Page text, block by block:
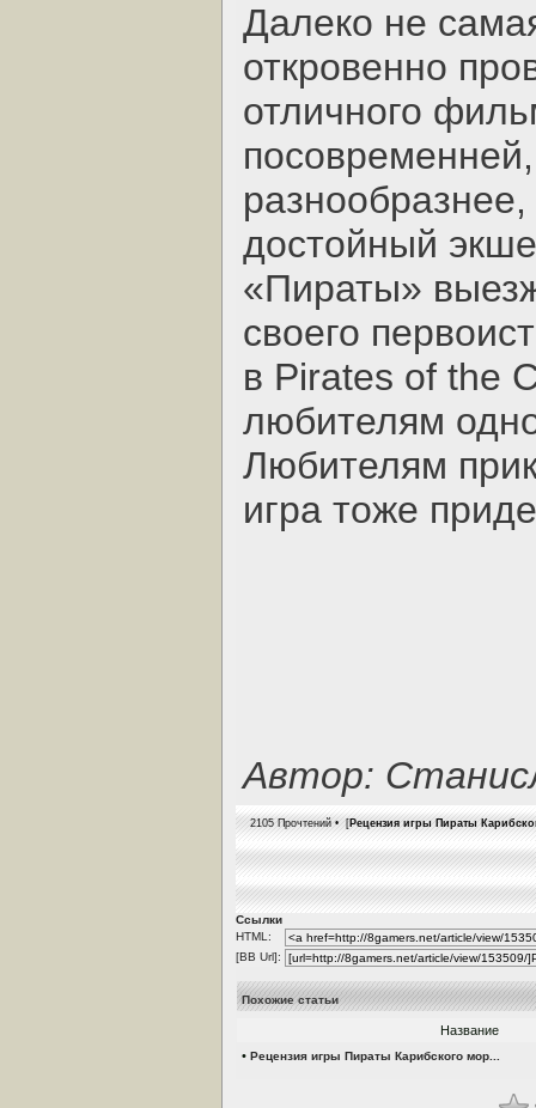
Далеко не
откровенно
отличного
достойный
«Пираты»
своего
в Pirates of the
любителям
Любителям
игра тоже
Автор:
2105 Прочтений • [ Рецензия игры Пираты
Ссылки
HTML:
[BB Url]:
Похожие статьи
Название
• Рецензия игры Пираты Карибского мор...